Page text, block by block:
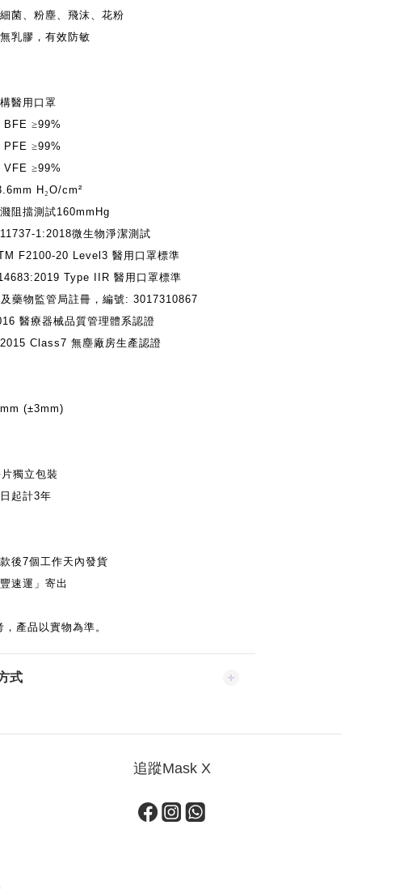
菌、粉塵、飛沫、花粉
乳膠，有效防敏
醫用口罩
BFE ≥99%
PFE ≥99%
VFE ≥99%
H₂O/cm²
阻擋測試160mmHg
1:2018微生物淨潔測試
F2100-20 Level3 醫用口罩標準
Type IIR 醫用口罩標準
藥物監管局註冊，編號: 3017310867
醫療器械品質管理體系認證
Class7 無塵廠房生產認證
(±3mm)
獨立包裝
起計3年
後7個工作天內發貨
速運」寄出
，產品以實物為準。
式
追蹤Mask X